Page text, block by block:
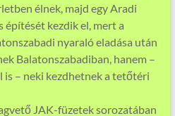
élnek, majd egy Aradi
kezdik el, mert a
nyaraló eladása után
Balatonszabadiban, hanem –
– neki kezdhetnek a tetőtéri
JAK-füzetek sorozatában